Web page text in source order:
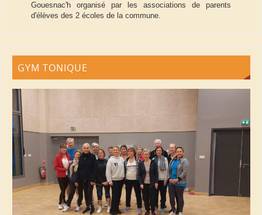
Gouesnac'h organisé par les associations de parents
d'élèves des 2 écoles de la commune.
GYM TONIQUE